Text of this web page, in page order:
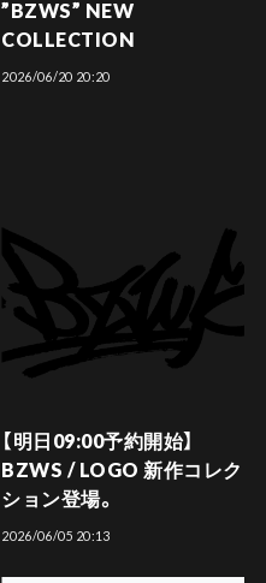
”BZWS” NEW
COLLECTION
2026/06/20 20:20
【明日09:00予約開始】
BZWS / LOGO 新作コレク
ション登場。
2026/06/05 20:13